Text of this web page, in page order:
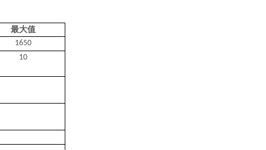
最大值
1650
10